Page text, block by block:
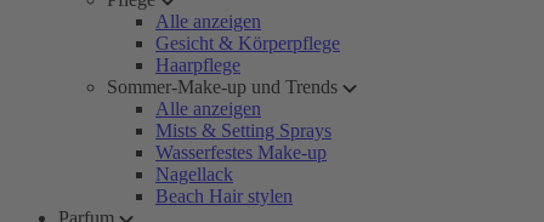
Alle anzeigen
Gesicht & Körperpflege
Haarpflege
Sommer-Make-up und Trends
Alle anzeigen
Mists & Setting Sprays
Wasserfestes Make-up
Nagellack
Beach Hair stylen
Parfum